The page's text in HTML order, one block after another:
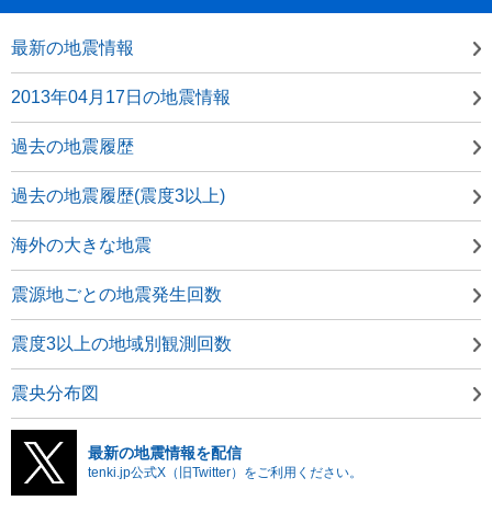
最新の地震情報
2013年04月17日の地震情報
過去の地震履歴
過去の地震履歴(震度3以上)
海外の大きな地震
震源地ごとの地震発生回数
震度3以上の地域別観測回数
震央分布図
最新の地震情報を配信
tenki.jp公式X（旧Twitter）をご利用ください。